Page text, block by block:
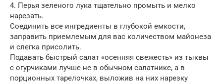
4. Перья зеленого лука тщательно промыть и мелко
нарезать.
Соединить все ингредиенты в глубокой емкости,
заправить приемлемым для вас количеством майонеза
и слегка присолить.
Подавать быстрый салат «осенняя свежесть» из тыквы
с огурчиками лучше не в обычном салатнике, а в
порционных тарелочках, выложив на них нарезку